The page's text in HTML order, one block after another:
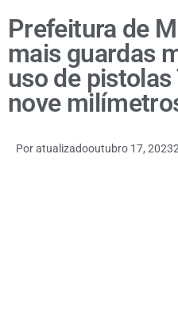
Prefeitura de
mais guardas
uso de
nove
Poratualizadooutubro 17, 2023